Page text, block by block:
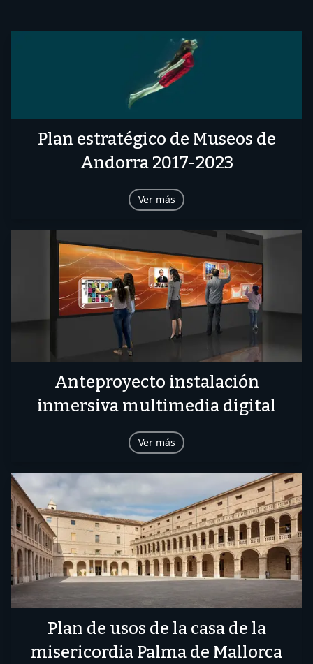
Plan estratégico de Museos de
Andorra 2017-2023
Ver más
Anteproyecto instalación
inmersiva multimedia digital
Ver más
Plan de usos de la casa de la
misericordia Palma de Mallorca